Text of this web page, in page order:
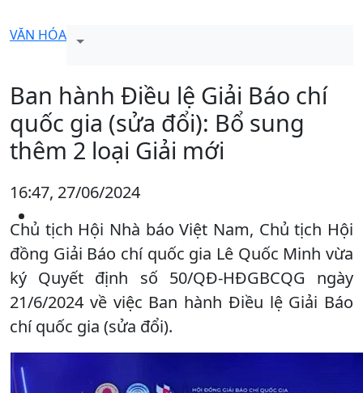
VĂN HÓA
Ban hành Điều lệ Giải Báo chí
quốc gia (sửa đổi): Bổ sung
thêm 2 loại Giải mới
16:47, 27/06/2024
Chủ tịch Hội Nhà báo Việt Nam, Chủ tịch Hội
đồng Giải Báo chí quốc gia Lê Quốc Minh vừa
ký Quyết định số 50/QĐ-HĐGBCQG ngày
21/6/2024 về việc Ban hành Điều lệ Giải Báo
chí quốc gia (sửa đổi).